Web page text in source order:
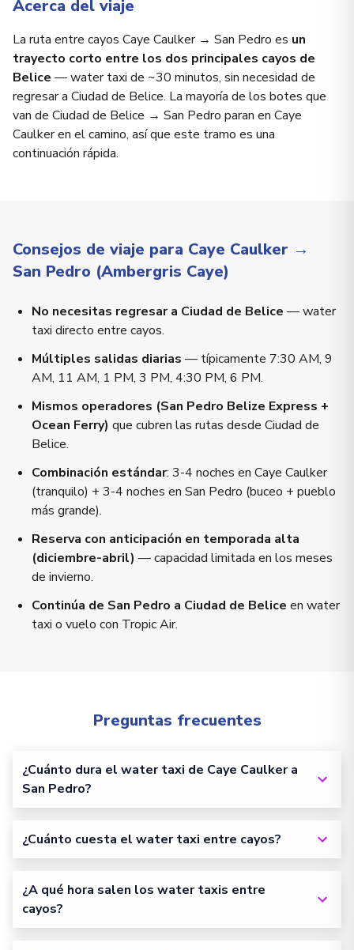
Acerca del viaje
La ruta entre cayos Caye Caulker → San Pedro es un
trayecto corto entre los dos principales cayos de
Belice — water taxi de ~30 minutos, sin necesidad de
regresar a Ciudad de Belice. La mayoría de los botes que
van de Ciudad de Belice → San Pedro paran en Caye
Caulker en el camino, así que este tramo es una
continuación rápida.
Consejos de viaje para Caye Caulker →
San Pedro (Ambergris Caye)
No necesitas regresar a Ciudad de Belice — water
taxi directo entre cayos.
Múltiples salidas diarias — típicamente 7:30 AM, 9
AM, 11 AM, 1 PM, 3 PM, 4:30 PM, 6 PM.
Mismos operadores (San Pedro Belize Express +
Ocean Ferry) que cubren las rutas desde Ciudad de
Belice.
Combinación estándar: 3-4 noches en Caye Caulker
(tranquilo) + 3-4 noches en San Pedro (buceo + pueblo
más grande).
Reserva con anticipación en temporada alta
(diciembre-abril) — capacidad limitada en los meses
de invierno.
Continúa de San Pedro a Ciudad de Belice en water
taxi o vuelo con Tropic Air.
Preguntas frecuentes
¿Cuánto dura el water taxi de Caye Caulker a
San Pedro?
¿Cuánto cuesta el water taxi entre cayos?
¿A qué hora salen los water taxis entre
cayos?